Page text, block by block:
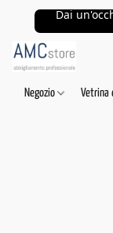
Dai
Negozio Vetrina